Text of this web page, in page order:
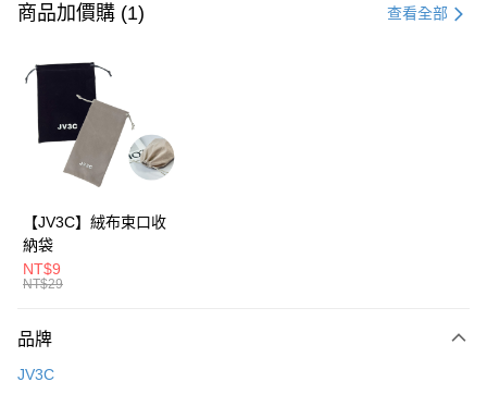
信用卡一次付款
LINE Pay
Apple Pay
街口支付
AFTEE先享後付
相關說明
【關於「AFTEE先享後付」】
AFTEE先享後付是「在收到商品之後才付款」的支付方式。 讓您購物簡單
２．便利：只要手機號碼，簡訊認證，即可結帳。
ATM付款
運送方式
全家取貨付款
商品加價購 (1) 查看全部
【JV3C】絨布束口收
納袋
NT$9
NT$29
品牌
JV3C